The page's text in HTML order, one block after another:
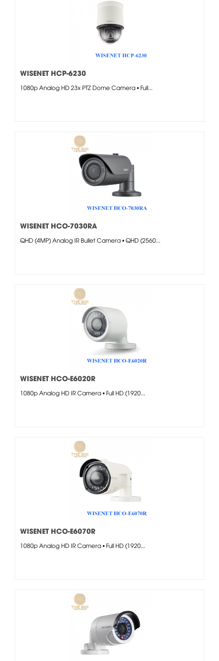
WISENET HCP-6230
1080p Analog HD 23x PTZ Dome Camera • Full...
WISENET HCO-7030RA
QHD (4MP) Analog IR Bullet Camera • QHD (2560...
WISENET HCO-E6020R
1080p Analog HD IR Camera • Full HD (1920...
WISENET HCO-E6070R
1080p Analog HD IR Camera • Full HD (1920...